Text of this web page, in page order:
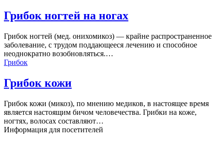
Грибок ногтей на ногах
Грибок ногтей (мед. онихомикоз) — крайне распространенное
заболевание, с трудом поддающееся лечению и способное
неоднократно возобновляться.…
Грибок
Грибок кожи
Грибок кожи (микоз), по мнению медиков, в настоящее время
является настоящим бичом человечества. Грибки на коже,
ногтях, волосах составляют…
Информация для посетителей